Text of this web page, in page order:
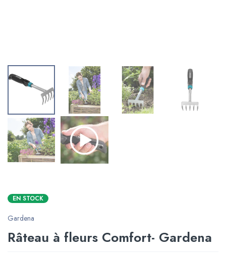
EN STOCK
Gardena
Râteau à fleurs Comfort- Gardena